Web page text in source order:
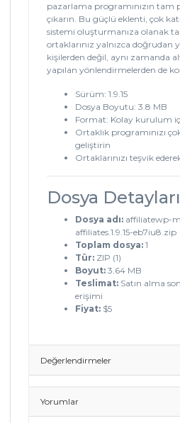
pazarlama programınızın tam
çıkarın. Bu güçlü eklenti, çok
sistemi oluşturmanıza olanak
ortaklarınız yalnızca doğrudan
kişilerden değil, aynı zamanda
yapılan yönlendirmelerden de
Sürüm: 1.9.15
Dosya Boyutu: 3.8 MB
Format: Kolay kurulum
Ortaklık programınızı
geliştirin
Ortaklarınızı teşvik
Dosya Detayları
Dosya adı: affiliatewp-
affiliates.1.9.15-eb7iu8.zip
Toplam dosya: 1
Tür: ZIP (1)
Boyut: 3.64 MB
Teslimat: Satın alma
erişimi
Fiyat: $5
Değerlendirmeler
Yorumlar